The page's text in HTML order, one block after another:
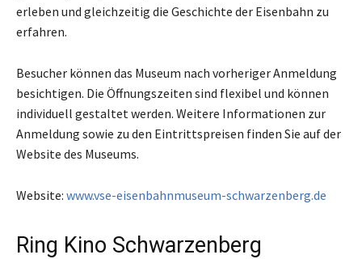
erleben und gleichzeitig die Geschichte der Eisenbahn zu
erfahren.
Besucher können das Museum nach vorheriger Anmeldung
besichtigen. Die Öffnungszeiten sind flexibel und können
individuell gestaltet werden. Weitere Informationen zur
Anmeldung sowie zu den Eintrittspreisen finden Sie auf der
Website des Museums.
Website: www.vse-eisenbahnmuseum-schwarzenberg.de
Ring Kino Schwarzenberg